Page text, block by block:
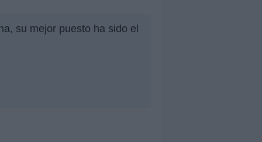
su mejor puesto ha sido el